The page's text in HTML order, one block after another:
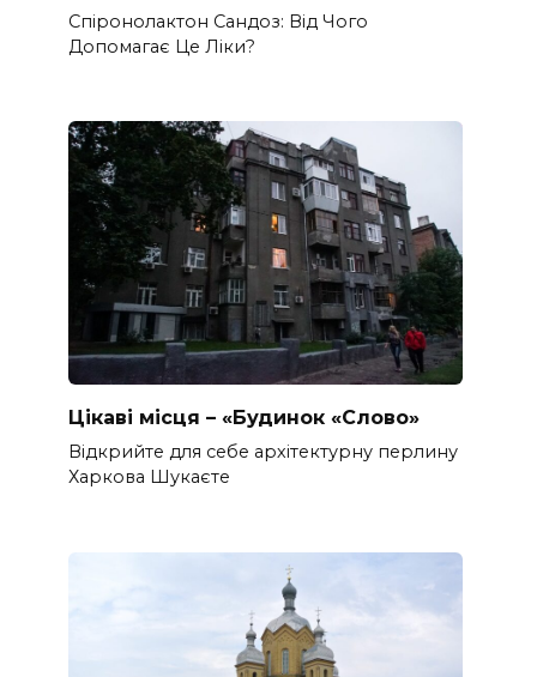
Спіронолактон Сандоз: Від Чого
Допомагає Це Ліки?
Цікаві місця – «Будинок «Слово»
Відкрийте для себе архітектурну перлину
Харкова Шукаєте